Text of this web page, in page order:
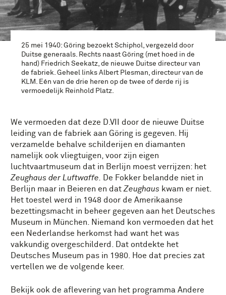
25 mei 1940: Göring bezoekt Schiphol, vergezeld door
Duitse generaals. Rechts naast Göring (met hoed in de
hand) Friedrich Seekatz, de nieuwe Duitse directeur van
de fabriek. Geheel links Albert Plesman, directeur van de
KLM. Eén van de drie heren op de twee of derde rij is
vermoedelijk Reinhold Platz.
We vermoeden dat deze D.VII door de nieuwe Duitse
leiding van de fabriek aan Göring is gegeven. Hij
verzamelde behalve schilderijen en diamanten
namelijk ook vliegtuigen, voor zijn eigen
luchtvaartmuseum dat in Berlijn moest verrijzen: het
Zeughaus der Luftwaffe.
De Fokker belandde niet in
Berlijn maar in Beieren en dat Zeughaus kwam er niet.
Het toestel werd in 1948 door de Amerikaanse
bezettingsmacht in beheer gegeven aan het Deutsches
Museum in München. Niemand kon vermoeden dat het
een Nederlandse herkomst had want het was
vakkundig overgeschilderd. Dat ontdekte het
Deutsches Museum pas in 1980. Hoe dat precies zat
vertellen we de volgende keer.
Bekijk ook de aflevering van het programma Andere